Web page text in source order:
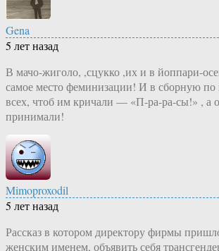
Gena
5 лет назад
В мачо-жиголо, ,сцукко ,их и в йоппари-
самое место феминизации! И в сборную
всех, чтоб им кричали — «П-ра-ра-сы!» , а
принимали!
Mimoproxodil
5 лет назад
Рассказ в котором директору фирмы
женским именем, объявить себя